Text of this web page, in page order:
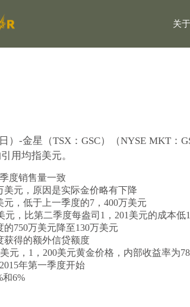
关
）-金星（TSX：GSC）（NYSE MKT：
用均指美元。
度销售量一致
美元，原因是实际金价略有下降
，低于上一季度的7，400万美元
元，比第二季度每盎司1，201美元的成本低
750万美元降至130万美元
获得的额外信贷额度
元，1，200美元黄金价格，内部收益率为
年第一季度开始
和6%